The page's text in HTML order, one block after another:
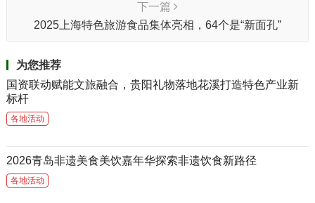
下一篇
2025上海特色旅游食品集体亮相，64个是“新面孔”
为您推荐
国资联动赋能文旅融合，贵阳礼物落地花溪打造特色产业新
标杆
各地活动
2026青岛非遗美食美饮嘉年华探索非遗饮食新路径
各地活动